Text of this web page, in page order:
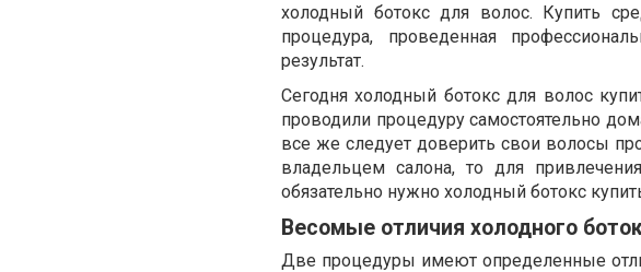
холодный ботокс для волос. Купить
процедура, проведенная
результат.
Сегодня холодный ботокс для волос
проводили процедуру самостоятельно
все же следует доверить свои волосы
владельцем салона, то для
обязательно нужно холодный ботокс
Весомые отличия холодного
Две процедуры имеют определенные